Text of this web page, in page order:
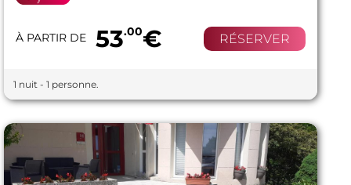
À PARTIR DE 53.00€ RÉSERVER
1 nuit - 1 personne.